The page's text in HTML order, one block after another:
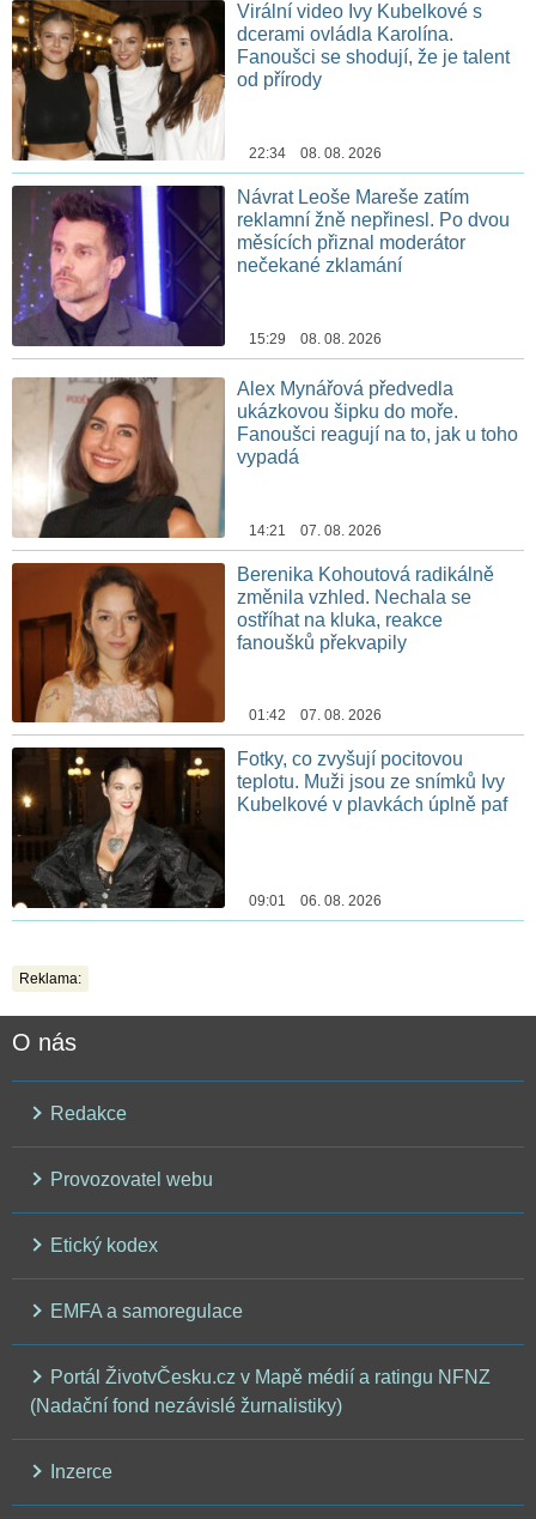
Virální video Ivy Kubelkové s
dcerami ovládla Karolína.
Fanoušci se shodují, že je talent
od přírody
22:34 08. 08. 2026
Návrat Leoše Mareše zatím
reklamní žně nepřinesl. Po dvou
měsících přiznal moderátor
nečekané zklamání
15:29 08. 08. 2026
Alex Mynářová předvedla
ukázkovou šipku do moře.
Fanoušci reagují na to, jak u toho
vypadá
14:21 07. 08. 2026
Berenika Kohoutová radikálně
změnila vzhled. Nechala se
ostříhat na kluka, reakce
fanoušků překvapily
01:42 07. 08. 2026
Fotky, co zvyšují pocitovou
teplotu. Muži jsou ze snímků Ivy
Kubelkové v plavkách úplně paf
09:01 06. 08. 2026
Reklama:
O nás
Redakce
Provozovatel webu
Etický kodex
EMFA a samoregulace
Portál ŽivotvČesku.cz v Mapě médií a ratingu NFNZ
(Nadační fond nezávislé žurnalistiky)
Inzerce